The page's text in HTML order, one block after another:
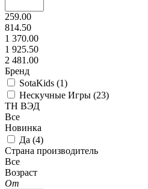
259.00
814.50
1 370.00
1 925.50
2 481.00
Бренд
SotaKids (1)
Нескучные Игры (23)
ТН ВЭД
Все
Новинка
Да (4)
Страна производитель
Все
Возраст
От